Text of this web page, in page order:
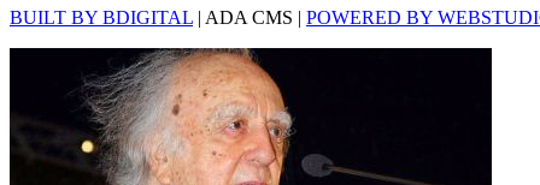
BUILT BY BDIGITAL | ADA CMS | POWERED BY